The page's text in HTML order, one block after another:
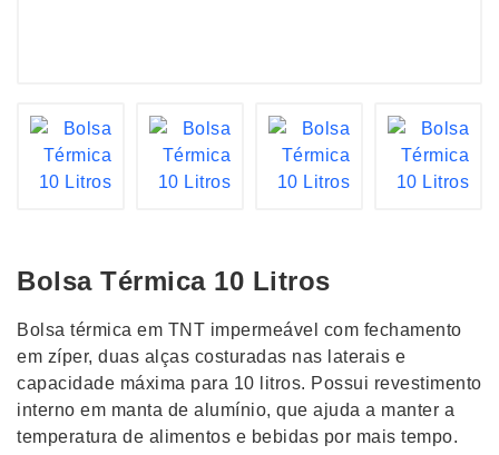
Bolsa Térmica 10 Litros
Bolsa térmica em TNT impermeável com fechamento
em zíper, duas alças costuradas nas laterais e
capacidade máxima para 10 litros. Possui revestimento
interno em manta de alumínio, que ajuda a manter a
temperatura de alimentos e bebidas por mais tempo.